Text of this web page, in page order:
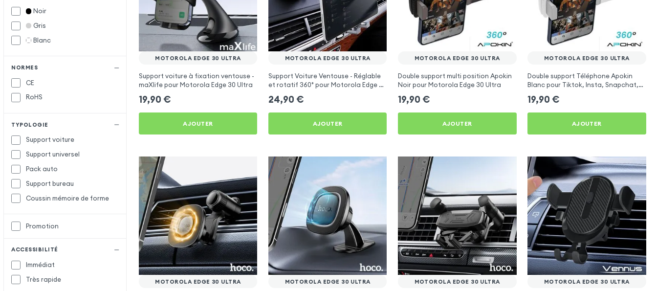
Vennus
wiwu
Noir
Gris
Blanc
NORMES
CE
RoHS
TYPOLOGIE
Support voiture
Support universel
Pack auto
Support bureau
Coussin mémoire de forme
Promotion
ACCESSIBILITÉ
Immédiat
Très rapide
MOTOROLA EDGE 30 ULTRA
Support voiture à fixation ventouse -
maXlife pour Motorola Edge 30 Ultra
19,90 €
AJOUTER
MOTOROLA EDGE 30 ULTRA
Support Voiture Ventouse - Réglable
et rotatif 360° pour Motorola Edge 30
24,90 €
AJOUTER
MOTOROLA EDGE 30 ULTRA
Double support multi position Apokin
Noir pour Motorola Edge 30 Ultra
19,90 €
AJOUTER
MOTOROLA EDGE 30 ULTRA
Double support Téléphone Apokin
Blanc pour Tiktok, Insta, Snapchat,
19,90 €
AJOUTER
MOTOROLA EDGE 30 ULTRA MOTOROLA EDGE 30 ULTRA MOTOROLA EDGE 30 ULTRA MOTOROLA EDGE 30 ULTRA